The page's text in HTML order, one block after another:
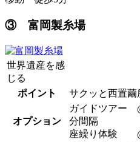
③ 富岡製糸場
世界遺産を感
じる
ポイント
サクッと西置繭
オプション
ガイドツアー
分間隔
座繰り体験